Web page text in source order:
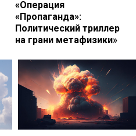
«Операция
«Пропаганда»:
Политический триллер
на грани метафизики»